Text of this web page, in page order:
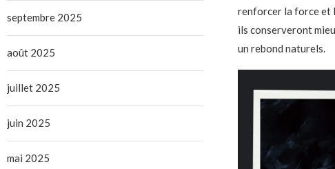
renforcer la force et
ils conserveront
un rebond naturels.
septembre 2025
août 2025
juillet 2025
juin 2025
mai 2025